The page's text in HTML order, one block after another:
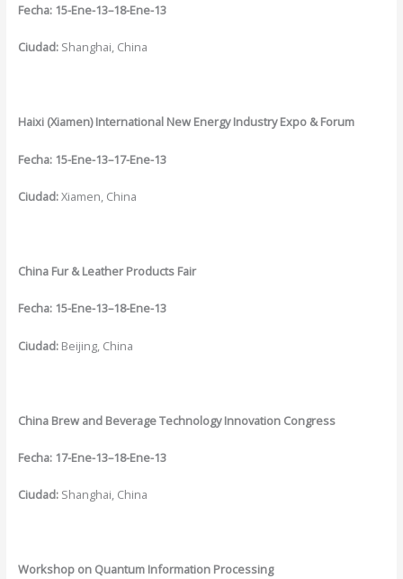
Fecha: 15-Ene-13–18-Ene-13
Ciudad: Shanghai, China
Haixi (Xiamen) International New Energy Industry Expo & Forum
Fecha: 15-Ene-13–17-Ene-13
Ciudad:Xiamen, China
ChinaFur & Leather Products Fair
Fecha: 15-Ene-13–18-Ene-13
Ciudad: Beijing, China
ChinaBrew and Beverage Technology Innovation Congress
Fecha: 17-Ene-13–18-Ene-13
Ciudad: Shanghai, China
Workshop on Quantum Information Processing